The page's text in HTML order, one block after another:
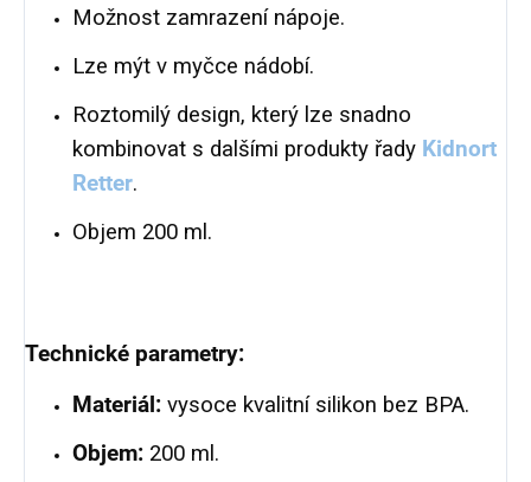
Možnost zamrazení nápoje.
Lze mýt v myčce nádobí.
Roztomilý design, který lze snadno
kombinovat s dalšími produkty řady Kidnort
Retter.
Objem 200 ml.
Technické parametry:
Materiál: vysoce kvalitní silikon bez BPA.
Objem: 200 ml.